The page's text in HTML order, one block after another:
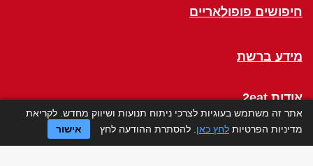
חיפושים פופולאריים
מידע ברשת
אודות 2eat
Click a Table
אתר זה משתמש בעוגיות לצרכי ניתוח תנועות ושיווק מחדש. לקריאת
מדיניות הפרטיות לחץ כאן . להסתרת ההודעה לחץ אישור